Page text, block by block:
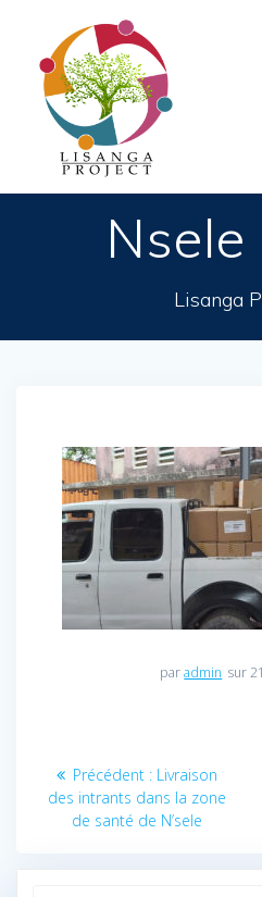
Lisanga
paradmin sur
Navigation
de
Précédent : Article
précédent
Livraison
des intrants dans la zone
de santé de N’sele